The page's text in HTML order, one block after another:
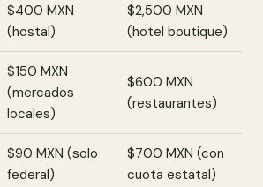
$400 MXN
(hostal)
$2,500 MXN
(hotel boutique)
$150 MXN
(mercados
locales)
$600 MXN
(restaurantes)
$90 MXN (solo
federal)
$700 MXN (con
cuota estatal)